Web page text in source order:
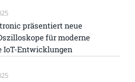
präsentiert neue
für moderne
IoT-Entwicklungen